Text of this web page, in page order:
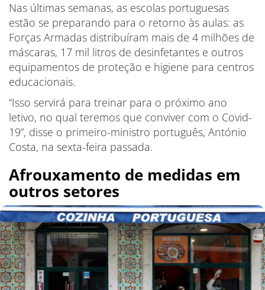
Nas últimas semanas, as escolas portuguesas
estão se preparando para o retorno às aulas: as
Forças Armadas distribuíram mais de 4 milhões de
máscaras, 17 mil litros de desinfetantes e outros
equipamentos de proteção e higiene para centros
educacionais.
“Isso servirá para treinar para o próximo ano
letivo, no qual teremos que conviver com o Covid-
19”, disse o primeiro-ministro português, António
Costa, na sexta-feira passada.
Afrouxamento de medidas em
outros setores